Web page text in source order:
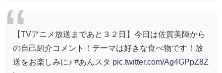
【TVアニメ放送まであと３２日】今日は佐賀美陣から
の自己紹介コメント！テーマは好きな食べ物です！放
送をお楽しみに♪ #あんスタ pic.twitter.com/Ag4GPpZ8Z